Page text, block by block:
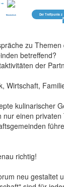
⇒
Máriakálnok
Der Treffpunkt
zu Themen
betreffend?
der
Wirtschaft,
kulinarischer
nur einen
richtig!
neu gestaltet